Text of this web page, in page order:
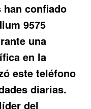
confiado
9575
una
en la
este teléfono
diarias.
del